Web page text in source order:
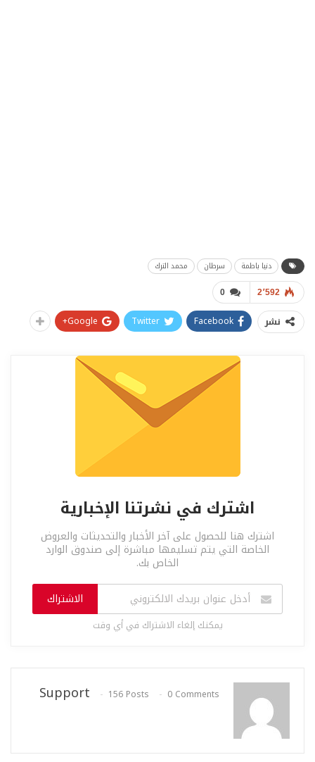
دنيا باطمة سرطان محمد الترك
0 2٬592
نشر Facebook
Twitter
Google+
اشترك في نشرتنا الإخبارية
اشترك هنا للحصول على آخر الأخبار والتحديثات والعروض
الخاصة التي يتم تسليمها مباشرة إلى صندوق الوارد
الخاص بك.
الاشتراك
يمكنك إلغاء الاشتراك في أي وقت
Support 156 Posts 0 Comments